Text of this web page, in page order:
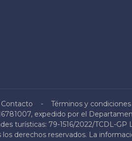
Contacto Términos y condiciones
expedido por el
turísticas: 79-1516/2022/TCDL-
derechos reservados. La